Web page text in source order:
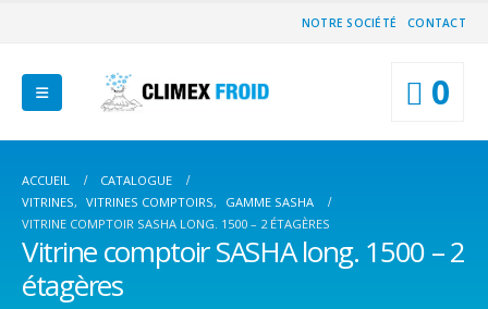
NOTRE SOCIÉTÉ CONTACT
0
ACCUEIL
CATALOGUE
VITRINES, VITRINES COMPTOIRS,
GAMME SASHA
VITRINE COMPTOIR SASHA LONG. 1500 – 2 ÉTAGÈRES
Vitrine comptoir SASHA long. 1500 – 2
étagères